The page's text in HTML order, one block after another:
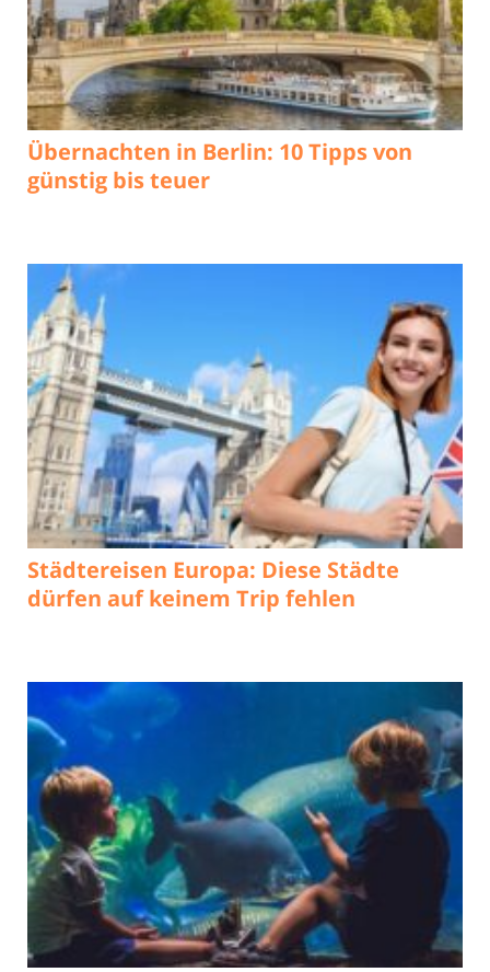
Übernachten in Berlin: 10 Tipps von
günstig bis teuer
Städtereisen Europa: Diese Städte
dürfen auf keinem Trip fehlen